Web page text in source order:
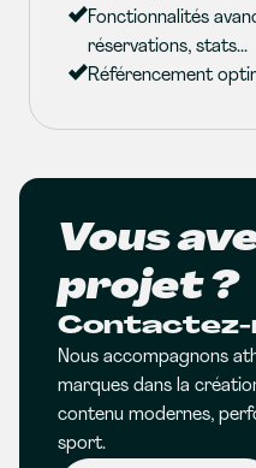
Fonctionnalités
réservations, stats...
Référencement
Vous
projet ?
Contactez-
Nous accompagnons
marques dans la
contenu modernes,
sport.